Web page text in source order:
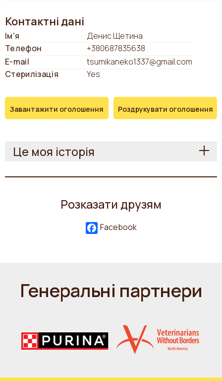
Контактні дані
Ім'я
Денис Щетина
Телефон
+380687835638
E-mail
tsumikaneko1337@gmail.com
Стерилізація
Yes
Завантажити оголошення Роздрукувати оголошення
Це моя історія
Розказати друзям
Facebook
Генеральні партнери